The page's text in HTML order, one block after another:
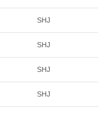
SHJ
SHJ
SHJ
SHJ